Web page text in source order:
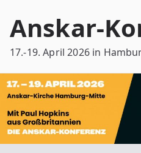
Inhalt
Anskar-
17.-19. April 2026 in